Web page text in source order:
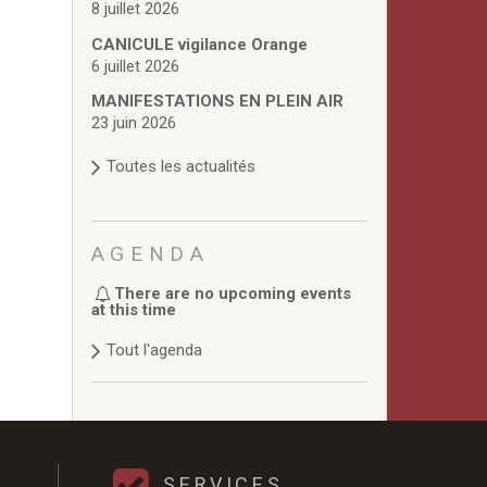
8 juillet 2026
CANICULE vigilance Orange
6 juillet 2026
MANIFESTATIONS EN PLEIN AIR
23 juin 2026
Toutes les actualités
AGENDA
There are no upcoming events
at this time
Tout l'agenda